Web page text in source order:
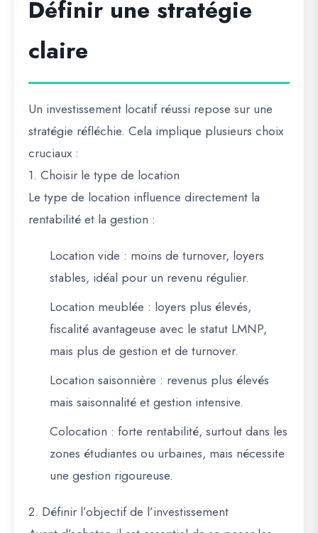
Définir une stratégie
claire
Un investissement locatif réussi repose sur une
stratégie réfléchie. Cela implique plusieurs choix
cruciaux :
1. Choisir le type de location
Le type de location influence directement la
rentabilité et la gestion :
Location vide : moins de turnover, loyers
stables, idéal pour un revenu régulier.
Location meublée : loyers plus élevés,
fiscalité avantageuse avec le statut LMNP,
mais plus de gestion et de turnover.
Location saisonnière : revenus plus élevés
mais saisonnalité et gestion intensive.
Colocation : forte rentabilité, surtout dans les
zones étudiantes ou urbaines, mais nécessite
une gestion rigoureuse.
2. Définir l’objectif de l’investissement